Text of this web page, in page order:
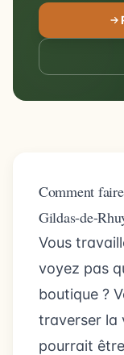
Comment
Gildas-de-
Vous
voyez pas
boutique ?
traverser la
pourrait